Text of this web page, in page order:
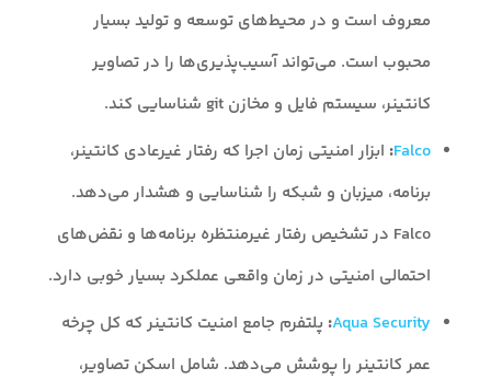
معروف است و در محیط‌های توسعه و تولید بسیار
محبوب است. می‌تواند آسیب‌پذیری‌ها را در تصاویر
کانتینر، سیستم فایل و مخازن git شناسایی کند.
Falco
: ابزار امنیتی زمان اجرا که رفتار غیرعادی کانتینر،
برنامه، میزبان و شبکه را شناسایی و هشدار می‌دهد.
Falco در تشخیص رفتار غیرمنتظره برنامه‌ها و نقض‌های
احتمالی امنیتی در زمان واقعی عملکرد بسیار خوبی دارد.
Aqua Security
: پلتفرم جامع امنیت کانتینر که کل چرخه
عمر کانتینر را پوشش می‌دهد. شامل اسکن تصاویر،